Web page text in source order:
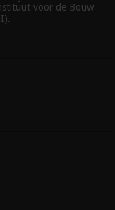
voor de Bouw